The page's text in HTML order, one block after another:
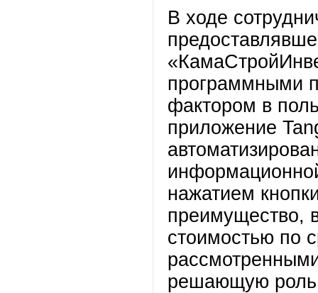
В ходе
программными
фактором в
приложение
нажатием
преимущество,
стоимостью по
решающую роль